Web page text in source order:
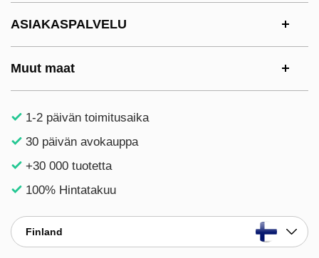
ASIAKASPALVELU
Muut maat
1-2 päivän toimitusaika
30 päivän avokauppa
+30 000 tuotetta
100% Hintatakuu
Finland